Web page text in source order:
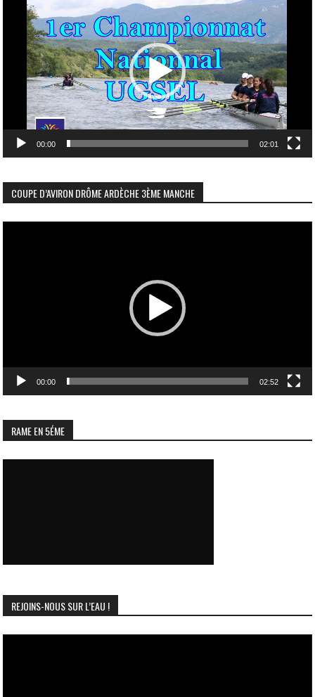
vidéo
00:00 02:01
COUPE D’AVIRON DRÔME ARDÈCHE 3ÈME MANCHE
00:00 02:52
RAME EN 5ÉME
REJOINS-NOUS SUR L’EAU !